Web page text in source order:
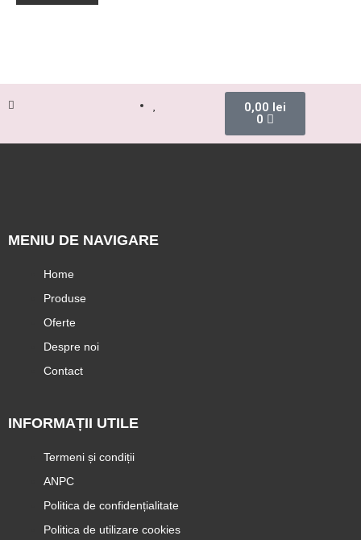
0,00 lei
0
MENIU DE NAVIGARE
Home
Produse
Oferte
Despre noi
Contact
INFORMAȚII UTILE
Termeni și condiții
ANPC
Politica de confidențialitate
Politica de utilizare cookies